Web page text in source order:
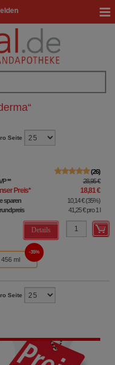
“
Seite
26
** 28,95 €
Preis* 18,81 €
sparen 10,14 €(35%)
41,25 €pro 1 l
Details
456 ml
35%
Seite